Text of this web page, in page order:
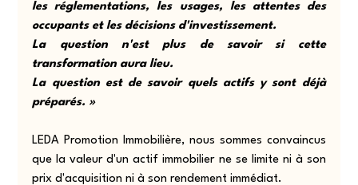
les réglementations, les usages, les attentes des
occupants et les décisions d'investissement.
La question n'est plus de savoir si cette
transformation aura lieu.
La question est de savoir quels actifs y sont déjà
préparés. »
LEDA Promotion Immobilière, nous sommes convaincus
que la valeur d'un actif immobilier ne se limite ni à son
prix d'acquisition ni à son rendement immédiat.